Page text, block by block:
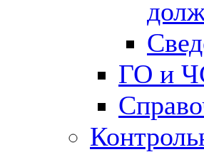
ГО и